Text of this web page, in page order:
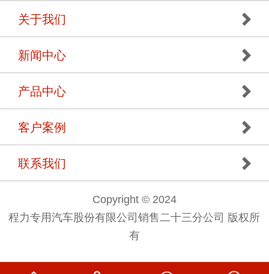
关于我们
新闻中心
产品中心
客户案例
联系我们
Copyright © 2024
程力专用汽车股份有限公司销售二十三分公司 版权所
有